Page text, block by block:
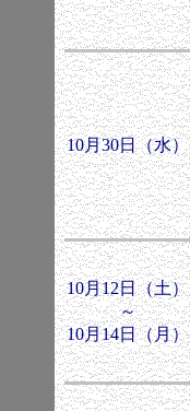
10月30日（水）
10月12日（土）
～
10月14日（月）